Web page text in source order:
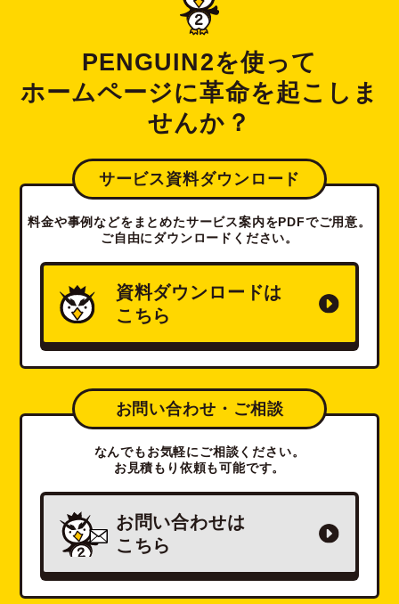
PENGUIN2を使って
ホームページに革命を起こしま
せんか？
サービス資料ダウンロード
料金や事例などをまとめたサービス案内をPDFでご用意。
ご自由にダウンロードください。
資料ダウンロードは
こちら
お問い合わせ・ご相談
なんでもお気軽にご相談ください。
お見積もり依頼も可能です。
お問い合わせは
こちら